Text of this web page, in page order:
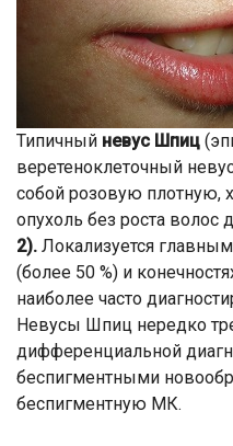
Типичный невус Шпиц
веретеноклеточный
собой розовую плотную,
опухоль без роста волос
2). Локализуется
(более 50 %) и
наиболее часто
Невусы Шпиц нередко
дифференциальной
беспигментными
беспигментную МК.